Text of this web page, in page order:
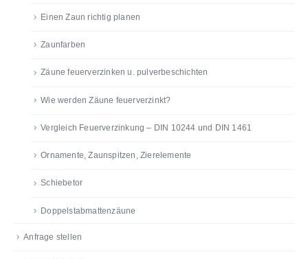
Einen Zaun richtig planen
Zaunfarben
Zäune feuerverzinken u. pulverbeschichten
Wie werden Zäune feuerverzinkt?
Vergleich Feuerverzinkung – DIN 10244 und DIN 1461
Ornamente, Zaunspitzen, Zierelemente
Schiebetor
Doppelstabmattenzäune
Anfrage stellen